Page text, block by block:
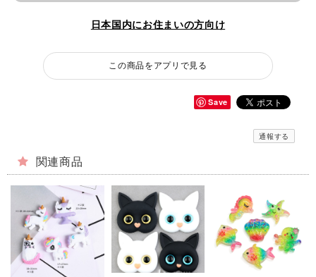
日本国内にお住まいの方向け
この商品をアプリで見る
Save
通報する
関連商品